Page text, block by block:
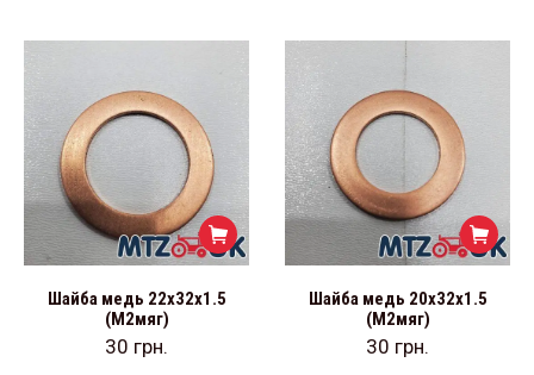
Шайба медь 22х32х1.5
(М2мяг)
30 грн.
Шайба медь 20х32х1.5
(М2мяг)
30 грн.